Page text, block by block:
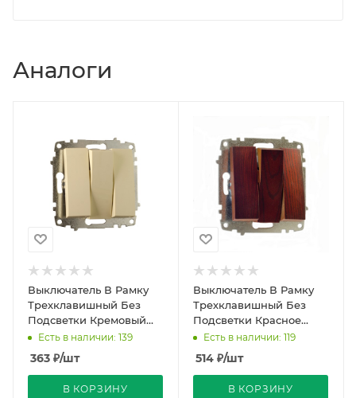
Аналоги
Выключатель В Рамку
Трехклавишный Без
Подсветки Кремовый
IP20 10А 250В Zena Vega
Есть в наличии: 139
363 ₽/шт
В КОРЗИНУ
Выключатель В Рамку
Трехклавишный Без
Подсветки Красное
дерево IP20 10А 250В
Zena Vega El-BI
Есть в наличии: 119
514 ₽/шт
В КОРЗИНУ